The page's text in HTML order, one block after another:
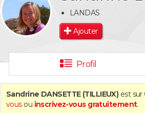
LANDAS
Ajouter
Profil
Sandrine DANSETTE (TILLIEUX) est sur
vousou inscrivez-vous gratuitement.